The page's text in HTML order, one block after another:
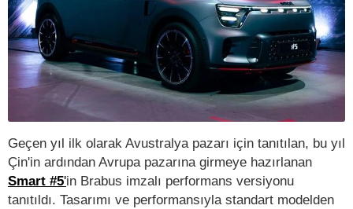
Geçen yıl ilk olarak Avustralya pazarı için tanıtılan, bu yıl
Çin'in ardından Avrupa pazarına girmeye hazırlanan
Smart #5'in Brabus imzalı performans versiyonu
tanıtıldı. Tasarımı ve performansıyla standart modelden